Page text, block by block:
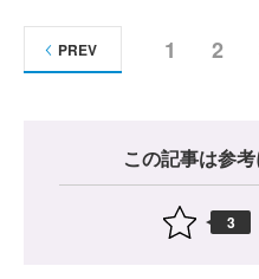
1 2
PREV
この記事は参
3